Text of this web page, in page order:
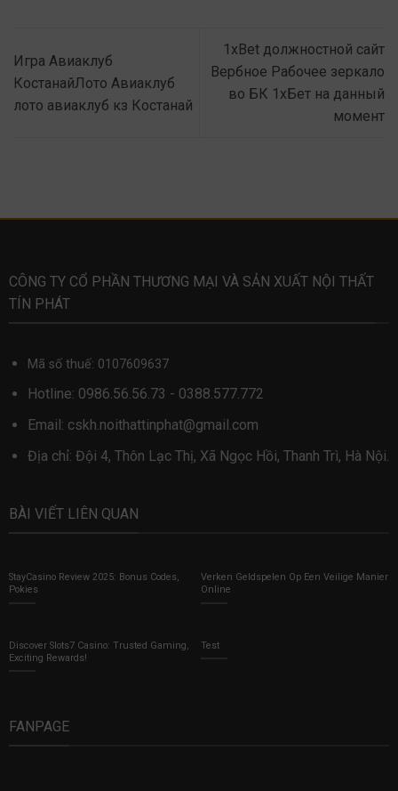
Игра Авиаклуб
КостанайЛото Авиаклуб
лото авиаклуб кз Костанай
1xBet должностной сайт
Вербное Рабочее зеркало
во БК 1хБет на данный
момент
CÔNG TY CỔ PHẦN THƯƠNG MẠI VÀ SẢN XUẤT NỘI THẤT
TÍN PHÁT
Mã số thuế: 0107609637
Hotline: 0986.56.56.73 - 0388.577.772
Email: cskh.noithattinphat@gmail.com
Địa chỉ: Đội 4, Thôn Lạc Thị, Xã Ngọc Hồi, Thanh Trì, Hà Nội.
BÀI VIẾT LIÊN QUAN
StayCasino Review 2025: Bonus Codes,
Pokies
Verken Geldspelen Op Een Veilige Manier
Online
Discover Slots7 Casino: Trusted Gaming,
Exciting Rewards!
Test
FANPAGE